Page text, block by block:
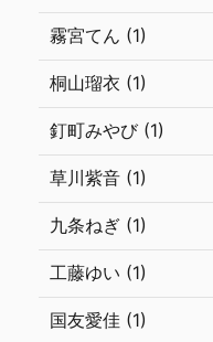
霧宮てん (1)
桐山瑠衣 (1)
釘町みやび (1)
草川紫音 (1)
九条ねぎ (1)
工藤ゆい (1)
国友愛佳 (1)